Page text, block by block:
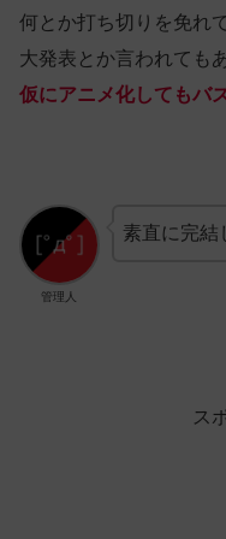
何とか打ち切りを免れ
大発表とか言われても
仮にアニメ化してもバ
管理人
素直に完結
ス